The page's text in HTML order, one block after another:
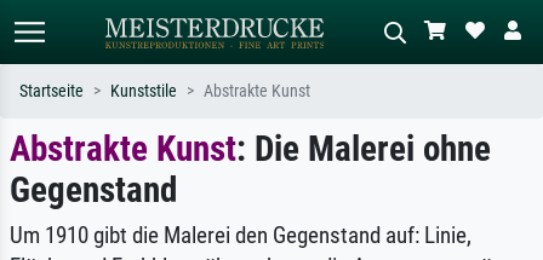
Standardsuche KI-Bildersuche
Suchen Sie nach Künstlern, Werktiteln
oder Stilen – z.B. Monet,
Sternennacht, Impressionismus, Welle
Hokusai, Akt.
Ölgemälde, Stehender Akt neben einem
Baum.
Startseite Kunststile Abstrakte Kunst
Abstrakte Kunst: Die Malerei ohne
Gegenstand
Um 1910 gibt die Malerei den Gegenstand auf: Linie,